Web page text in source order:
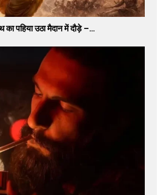
का पहिया उठा मैदान में दौड़े –…